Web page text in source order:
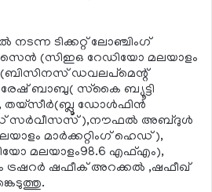
നടന്ന ടിക്കറ്റ് ലോഞ്ചിംഗ്
(സിഇഒ റേഡിയോ മലയാളം
(ബിസിനസ് ഡവലപ്‌മെന്റ്
ബാബു( സ്‌കൈ ബ്യൂട്ടി
തയ്സീര്‍(ബ്ലൂ ഡോള്‍ഫിന്‍
സര്‍വീസസ് ),നൗഫല്‍ അബ്ദുള്‍
മാര്‍ക്കറ്റിംഗ് ഹെഡ് ),
മലയാളം98.6 എഫ്എം),
ട്രഷറര്‍ ഷഫീക് അറക്കല്‍ ,ഷഫീഖ്